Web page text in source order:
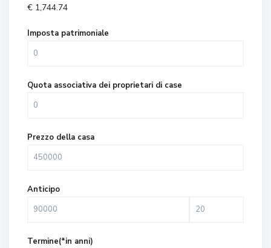
€ 1,744.74
Imposta patrimoniale
Quota associativa dei proprietari di case
Prezzo della casa
Anticipo
Termine(*in anni)